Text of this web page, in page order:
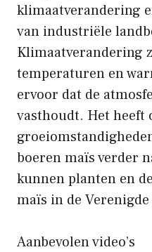
klimaatverandering
van industriële
Klimaatverandering
temperaturen en
ervoor dat de
vasthoudt. Het heeft
boeren maïs verder
kunnen planten en
maïs in de
Aanbevolen video’s